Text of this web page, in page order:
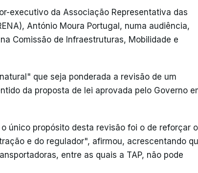
executivo da Associação Representativa das
António Moura Portugal, numa audiência,
Comissão de Infraestruturas, Mobilidade e
que seja ponderada a revisão de um
da proposta de lei aprovada pelo Governo
único propósito desta revisão foi o de reforçar
e do regulador", afirmou, acrescentando
entre as quais a TAP, não pode